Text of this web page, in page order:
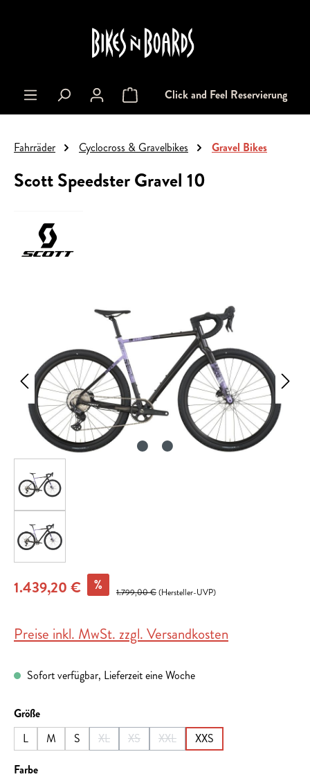
Warenkorb enthält 0 Positionen. Der
Click and Feel Reservierung
Fahrräder Cyclocross & Gravelbikes Gravel Bikes
Scott Speedster Gravel 10
Bildergalerie überspringen
1.439,20 € % 1.799,00 €(Hersteller-UVP)
Preise inkl. MwSt. zzgl. Versandkosten
Sofort verfügbar, Lieferzeit eine Woche
Größeauswählen
L
M S XL
(Diese Option ist zurzeit nicht verfügbar.)
XS
(Diese Option ist zurzeit nicht verfügbar.)
XXL
(Diese Option ist zurzeit nicht
XXS
Farbeauswählen